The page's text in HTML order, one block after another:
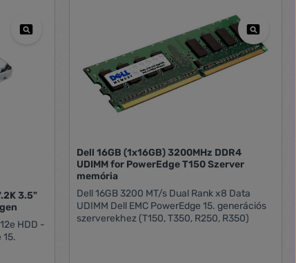
3.5"
HDD -
Dell 16GB (1x16GB) 3200MHz DDR4
UDIMM for PowerEdge T150 Szerver
memória
Dell 16GB 3200 MT/s Dual Rank x8 Data
UDIMM Dell EMC PowerEdge 15. generációs
szerverekhez (T150, T350, R250, R350)